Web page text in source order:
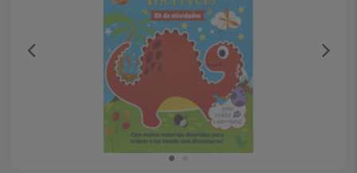
Previous